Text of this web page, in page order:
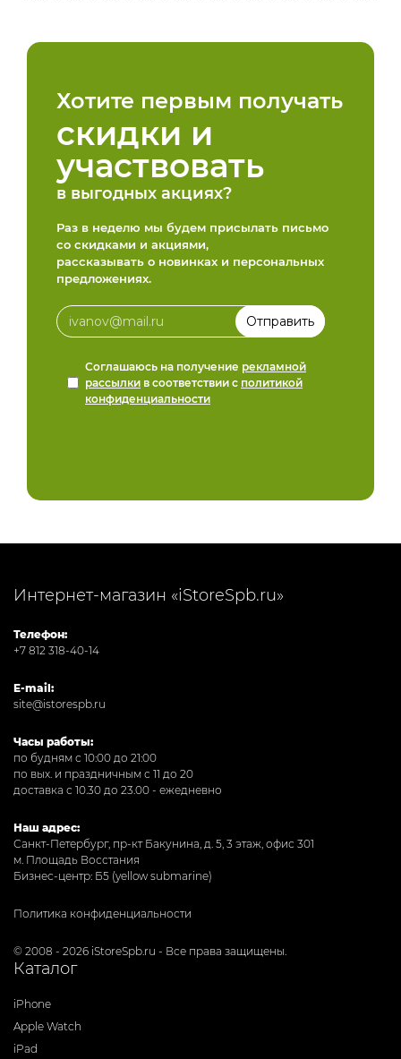
Хотите первым получать
скидки и
участвовать
в выгодных акциях?
Раз в неделю мы будем присылать письмо
со скидками и акциями,
рассказывать о новинках и персональных
предложениях.
Соглашаюсь на получение рекламной
рассылки в соответствии с политикой
конфиденциальности
Интернет-магазин «iStoreSpb.ru»
Телефон:
+7 812 318-40-14
E-mail:
site@istorespb.ru
Часы работы:
по будням с 10:00 до 21:00
по вых. и праздничным с 11 до 20
доставка с 10.30 до 23.00 - ежедневно
Наш адрес:
Санкт-Петербург, пр-кт Бакунина, д. 5, 3 этаж, офис 301
м. Площадь Восстания
Бизнес-центр: Б5 (yellow submarine)
Политика конфиденциальности
© 2008 - 2026 iStoreSpb.ru - Все права защищены.
Каталог
iPhone
Apple Watch
iPad